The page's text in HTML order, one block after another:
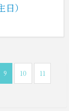
）
9 10 11